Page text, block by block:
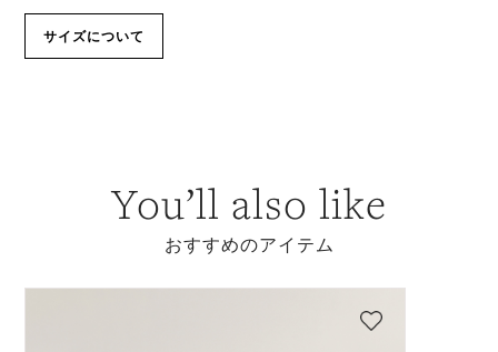
サイズについて
You’ll also like
おすすめのアイテム